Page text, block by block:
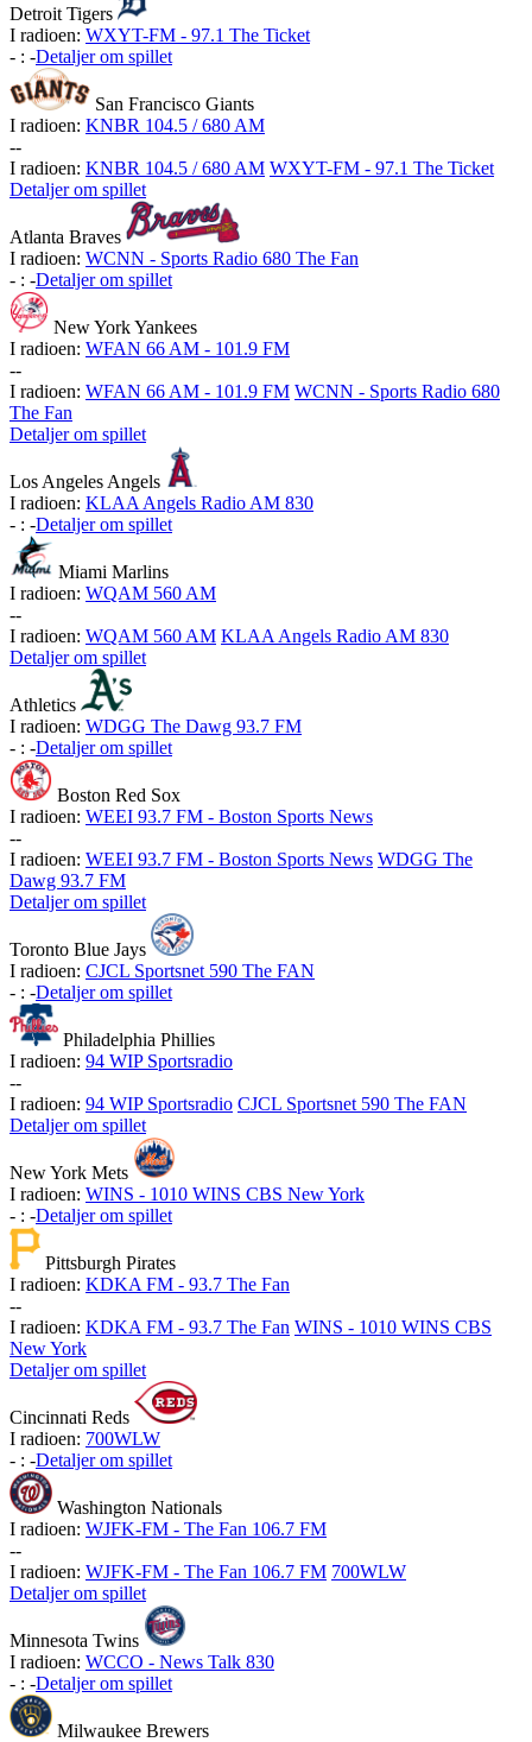
Detroit Tigers
I radioen: WXYT-FM - 97.1 The Ticket
- : -Detaljer om spillet
San Francisco Giants
I radioen: KNBR 104.5 / 680 AM
--
I radioen: KNBR 104.5 / 680 AM WXYT-FM - 97.1 The Ticket
Detaljer om spillet
Atlanta Braves
I radioen: WCNN - Sports Radio 680 The Fan
- : -Detaljer om spillet
New York Yankees
I radioen: WFAN 66 AM - 101.9 FM
--
I radioen: WFAN 66 AM - 101.9 FM WCNN - Sports Radio 680
The Fan
Detaljer om spillet
Los Angeles Angels
I radioen: KLAA Angels Radio AM 830
- : -Detaljer om spillet
Miami Marlins
I radioen: WQAM 560 AM
--
I radioen: WQAM 560 AM KLAA Angels Radio AM 830
Detaljer om spillet
Athletics
I radioen: WDGG The Dawg 93.7 FM
- : -Detaljer om spillet
Boston Red Sox
I radioen: WEEI 93.7 FM - Boston Sports News
--
I radioen: WEEI 93.7 FM - Boston Sports News WDGG The
Dawg 93.7 FM
Detaljer om spillet
Toronto Blue Jays
I radioen: CJCL Sportsnet 590 The FAN
- : -Detaljer om spillet
Philadelphia Phillies
I radioen: 94 WIP Sportsradio
--
I radioen: 94 WIP Sportsradio CJCL Sportsnet 590 The FAN
Detaljer om spillet
New York Mets
I radioen: WINS - 1010 WINS CBS New York
- : -Detaljer om spillet
Pittsburgh Pirates
I radioen: KDKA FM - 93.7 The Fan
--
I radioen: KDKA FM - 93.7 The Fan WINS - 1010 WINS CBS
New York
Detaljer om spillet
Cincinnati Reds
I radioen: 700WLW
- : -Detaljer om spillet
Washington Nationals
I radioen: WJFK-FM - The Fan 106.7 FM
--
I radioen: WJFK-FM - The Fan 106.7 FM 700WLW
Detaljer om spillet
Minnesota Twins
I radioen: WCCO - News Talk 830
- : -Detaljer om spillet
Milwaukee Brewers